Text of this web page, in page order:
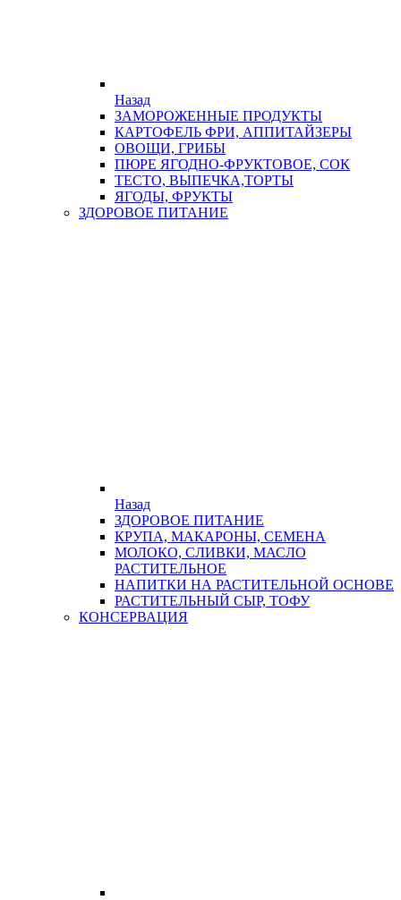
Назад
ЗАМОРОЖЕННЫЕ ПРОДУКТЫ
КАРТОФЕЛЬ ФРИ, АППИТАЙЗЕРЫ
ОВОЩИ, ГРИБЫ
ПЮРЕ ЯГОДНО-ФРУКТОВОЕ, СОК
ТЕСТО, ВЫПЕЧКА,ТОРТЫ
ЯГОДЫ, ФРУКТЫ
ЗДОРОВОЕ ПИТАНИЕ
Назад
ЗДОРОВОЕ ПИТАНИЕ
КРУПА, МАКАРОНЫ, СЕМЕНА
МОЛОКО, СЛИВКИ, МАСЛО
РАСТИТЕЛЬНОЕ
НАПИТКИ НА РАСТИТЕЛЬНОЙ ОСНОВЕ
РАСТИТЕЛЬНЫЙ СЫР, ТОФУ
КОНСЕРВАЦИЯ